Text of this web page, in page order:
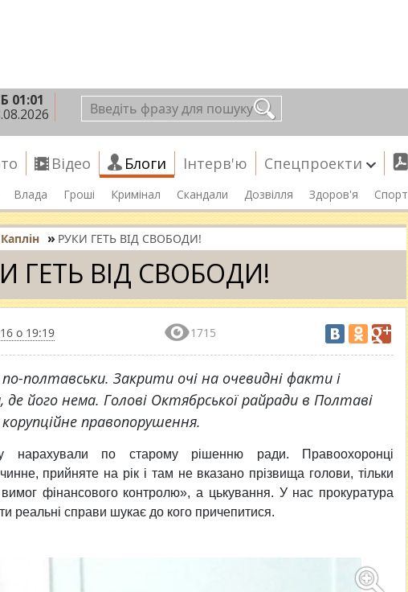
01:01
Відео Блоги Інтерв'ю Спецпроекти
Влада Гроші Кримінал Скандали Дозвілля Здоров'я Спорт
» РУКИ ГЕТЬ ВІД СВОБОДИ!
ГЕТЬ ВІД СВОБОДИ!
о 19:19 1715
полтавськи. Закрити очі на очевидні факти і
його нема. Голові Октябрської райради в Полтаві
правопорушення.
нарахували по старому рішенню ради. Правоохоронці
прийняте на рік і там не вказано прізвища голови, тільки
фінансового контролю», а цькування. У нас прокуратура
реальні справи шукає до кого причепитися.